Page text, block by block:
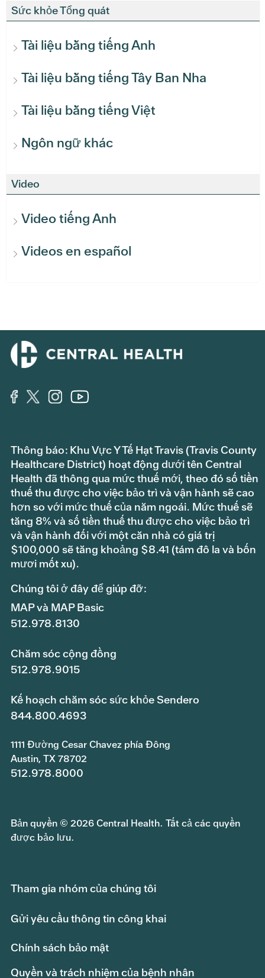
Sức khỏe Tổng quát
Tài liệu bằng tiếng Anh
Tài liệu bằng tiếng Tây Ban Nha
Tài liệu bằng tiếng Việt
Ngôn ngữ khác
Video
Video tiếng Anh
Videos en español
Thông báo: Khu Vực Y Tế Hạt Travis (Travis County
Healthcare District) hoạt động dưới tên Central
Health đã thông qua mức thuế mới, theo đó số tiền
thuế thu được cho việc bảo trì và vận hành sẽ cao
hơn so với mức thuế của năm ngoái. Mức thuế sẽ
tăng 8% và số tiền thuế thu được cho việc bảo trì
và vận hành đối với một căn nhà có giá trị
$100,000 sẽ tăng khoảng $8.41 (tám đô la và bốn
mươi mốt xu).
Chúng tôi ở đây để giúp đỡ:
MAP và MAP Basic
512.978.8130
Chăm sóc cộng đồng
512.978.9015
Kế hoạch chăm sóc sức khỏe Sendero
844.800.4693
1111 Đường Cesar Chavez phía Đông
Austin, TX 78702
512.978.8000
Bản quyền © 2026 Central Health. Tất cả các quyền
được bảo lưu.
Tham gia nhóm của chúng tôi
Gửi yêu cầu thông tin công khai
Chính sách bảo mật
Quyền và trách nhiệm của bệnh nhân